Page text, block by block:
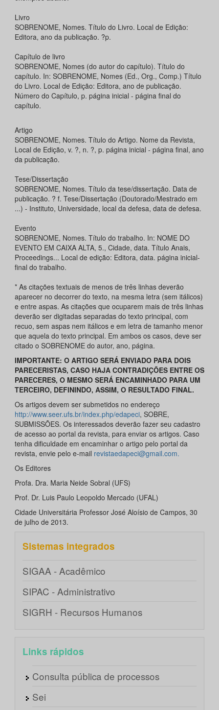
Livro
SOBRENOME, Nomes. Título do Livro. Local de Edição:
Editora, ano da publicação. ?p.
Capítulo de livro
SOBRENOME, Nomes (do autor do capítulo). Título do
capítulo. In: SOBRENOME, Nomes (Ed., Org., Comp.) Título
do Livro. Local de Edição: Editora, ano de publicação.
Número do Capítulo, p. página inicial - página final do
capítulo.
Artigo
SOBRENOME, Nomes. Título do Artigo. Nome da Revista,
Local de Edição, v. ?, n. ?, p. página inicial - página final, ano
da publicação.
Tese/Dissertação
SOBRENOME, Nomes. Título da tese/dissertação. Data de
publicação. ? f. Tese/Dissertação (Doutorado/Mestrado em
...) - Instituto, Universidade, local da defesa, data de defesa.
Evento
SOBRENOME, Nomes. Título do trabalho. In: NOME DO
EVENTO EM CAIXA ALTA, 5., Cidade, data. Título Anais,
Proceedings... Local de edição: Editora, data. página inicial-
final do trabalho.
* As citações textuais de menos de três linhas deverão
aparecer no decorrer do texto, na mesma letra (sem itálicos)
e entre aspas. As citações que ocuparem mais de três linhas
deverão ser digitadas separadas do texto principal, com
recuo, sem aspas nem itálicos e em letra de tamanho menor
que aquela do texto principal. Em ambos os casos, deve ser
citado o SOBRENOME do autor, ano, página.
IMPORTANTE: O ARTIGO SERÁ ENVIADO PARA DOIS
PARECERISTAS, CASO HAJA CONTRADIÇÕES ENTRE OS
PARECERES, O MESMO SERÁ ENCAMINHADO PARA UM
TERCEIRO, DEFININDO, ASSIM, O RESULTADO FINAL.
Os artigos devem ser submetidos no endereço
http://www.seer.ufs.br/index.php/edapeci, SOBRE,
SUBMISSÕES. Os interessados deverão fazer seu cadastro
de acesso ao portal da revista, para enviar os artigos. Caso
tenha dificuldade em encaminhar o artigo pelo portal da
revista, envie pelo e-mail revistaedapeci@gmail.com.
Os Editores
Profa. Dra. Maria Neide Sobral (UFS)
Prof. Dr. Luis Paulo Leopoldo Mercado (UFAL)
Cidade Universitária Professor José Aloísio de Campos, 30
de julho de 2013.
Sistemas integrados
SIGAA - Acadêmico
SIPAC - Administrativo
SIGRH - Recursos Humanos
Links rápidos
Consulta pública de processos
Sei